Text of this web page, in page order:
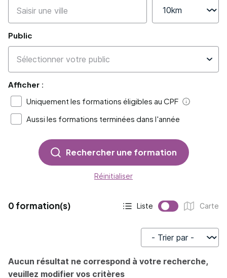
Public
Afficher :
Uniquement les formations éligibles au CPF
Aide
Aussi les formations terminées dans l'année
Rechercher une formation
Réinitialiser
0 formation(s)
Affichage actif :
Liste
Affichage :
Carte
Trier par
Aucun résultat ne correspond à votre recherche,
veuillez modifier vos critères